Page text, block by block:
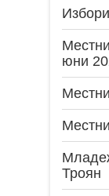
Избори
юни
Троян